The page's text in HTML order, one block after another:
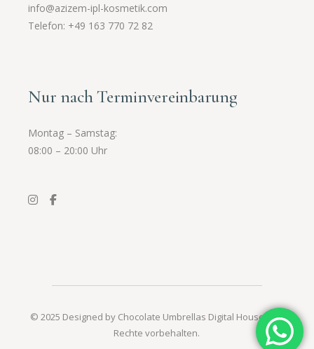
info@azizem-ipl-kosmetik.com
Telefon: +49 163 770 72 82
Nur nach Terminvereinbarung
Montag – Samstag:
08:00 – 20:00 Uhr
© 2025 Designed by Chocolate Umbrellas Digital House. Alle
Rechte vorbehalten.